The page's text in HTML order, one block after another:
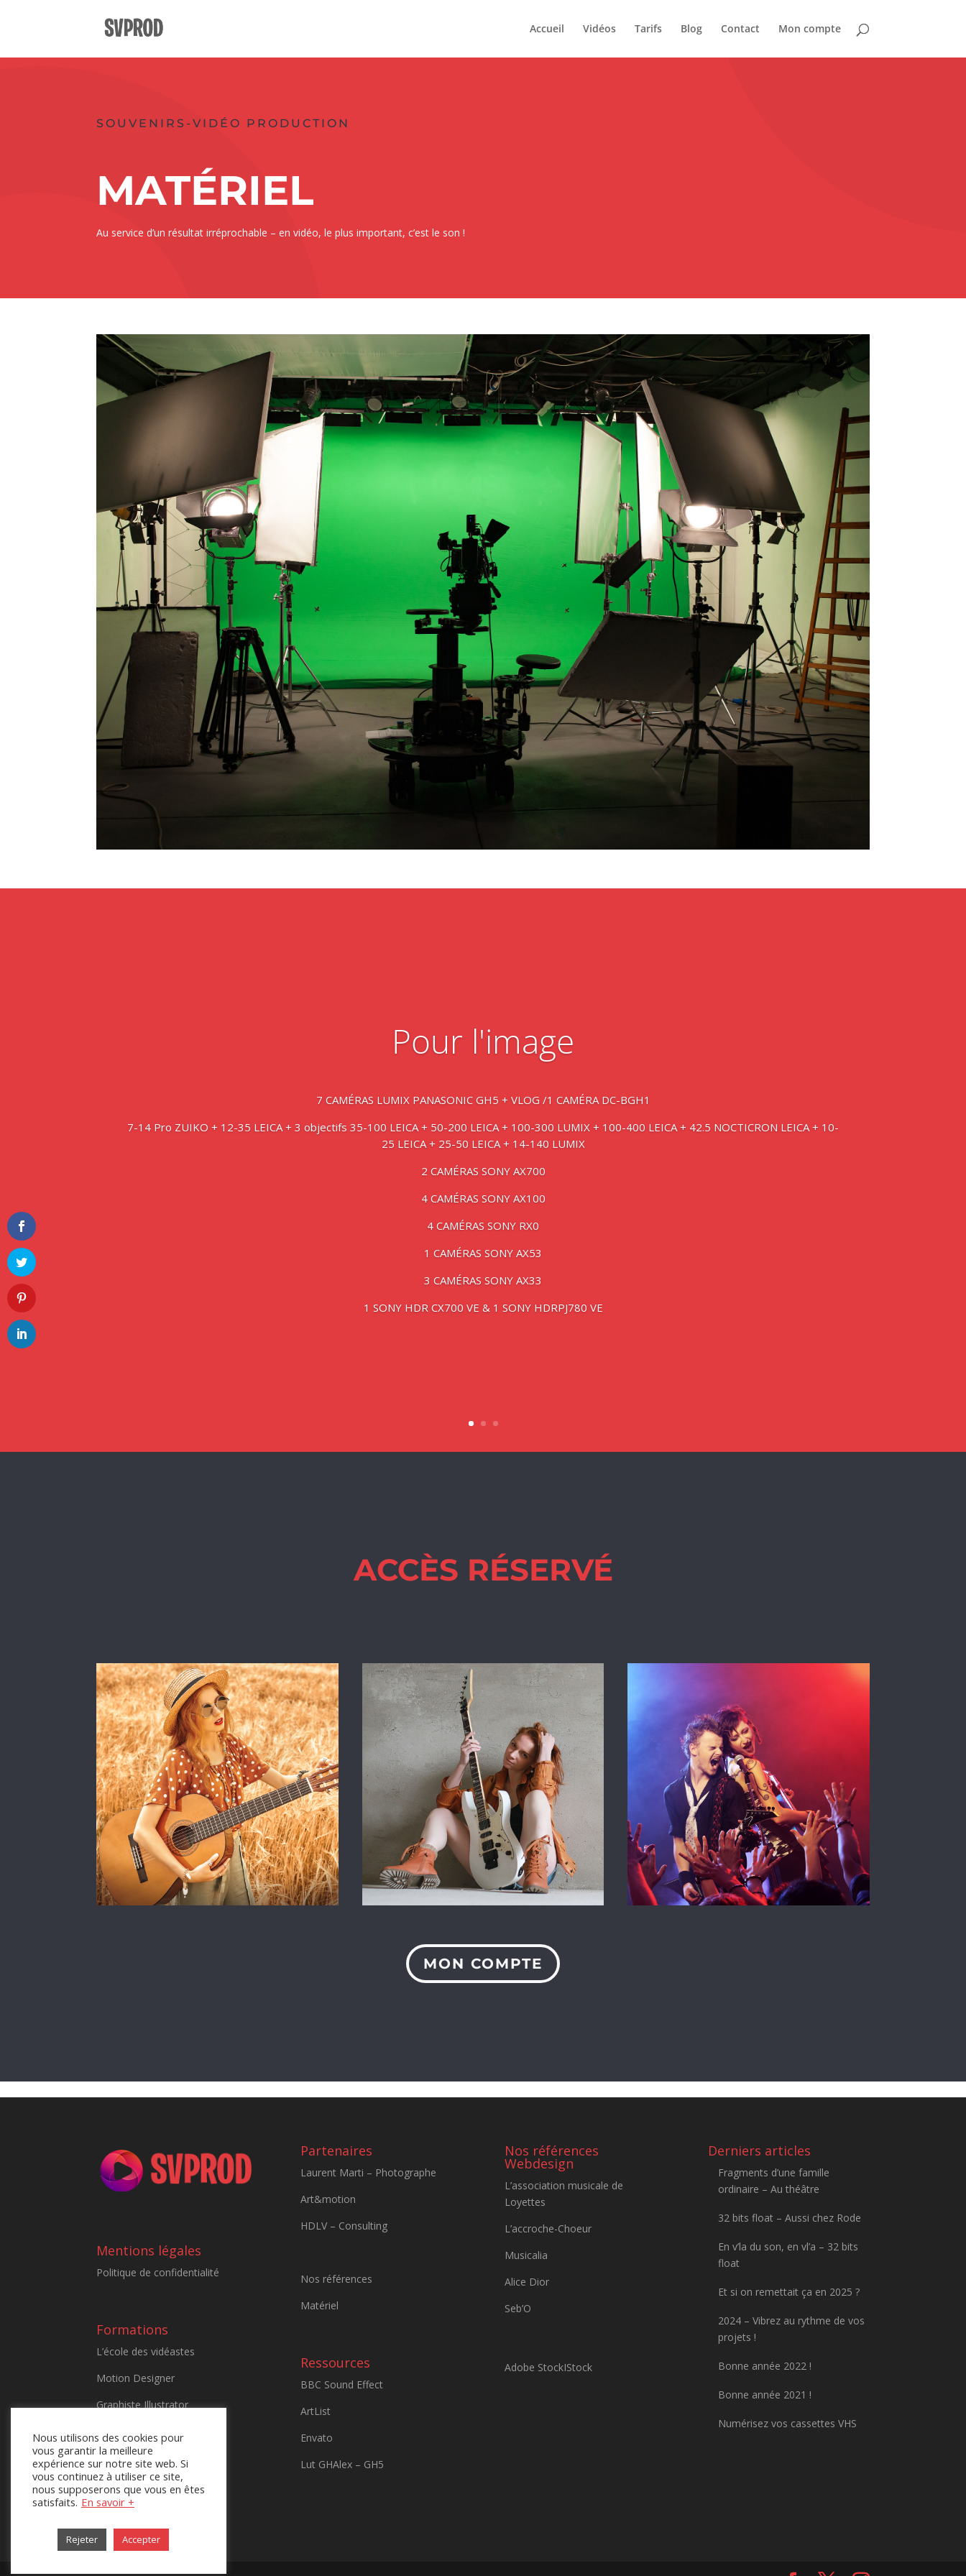
Accueil Vidéos Tarifs Blog Contact Mon compte
SOUVENIRS-VIDÉO PRODUCTION
MATÉRIEL
Au service d’un résultat irréprochable – en vidéo, le plus important, c’est le son !
Pour l'image
7 CAMÉRAS LUMIX PANASONIC GH5 + VLOG /1 CAMÉRA DC-BGH1
7-14 Pro ZUIKO + 12-35 LEICA + 3 objectifs 35-100 LEICA + 50-200 LEICA + 100-300 LUMIX + 100-400 LEICA + 42.5 NOCTICRON LEICA + 10-
25 LEICA + 25-50 LEICA + 14-140 LUMIX
2 CAMÉRAS SONY AX700
4 CAMÉRAS SONY AX100
4 CAMÉRAS SONY RX0
1 CAMÉRAS SONY AX53
3 CAMÉRAS SONY AX33
1 SONY HDR CX700 VE & 1 SONY HDRPJ780 VE
ACCÈS RÉSERVÉ
MON COMPTE
Mentions légales
Politique de confidentialité
Formations
L’école des vidéastes
Motion Designer
Graphiste Illustrator
Sony AX700
Maîtriser le GH5
Logic Pro X
AlphaTango
Partenaires
Laurent Marti – Photographe
Art&motion
HDLV – Consulting
Nos références
Matériel
Ressources
BBC Sound Effect
ArtList
Envato
Lut GHAlex – GH5
Nos références
Webdesign
L’association musicale de
Loyettes
L’accroche-Choeur
Musicalia
Alice Dior
Seb’O
Adobe StockIStock
Derniers articles
Fragments d’une famille
ordinaire – Au théâtre
32 bits float – Aussi chez Rode
En v’la du son, en vl’a – 32 bits
float
Et si on remettait ça en 2025 ?
2024 – Vibrez au rythme de vos
projets !
Bonne année 2022 !
Bonne année 2021 !
Numérisez vos cassettes VHS
Nous utilisons des cookies pour
vous garantir la meilleure
expérience sur notre site web. Si
vous continuez à utiliser ce site,
nous supposerons que vous en êtes
satisfaits. En savoir +
Rejeter Accepter